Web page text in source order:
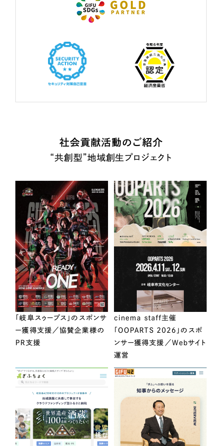
社会貢献活動のご紹介
“共創型”地域創生プロジェクト
「岐阜スゥープス」のスポンサ
ー獲得支援／協賛企業様の
PR支援
cinema staff主催
「OOPARTS 2026」のスポ
ンサー獲得支援／Webサイト
運営